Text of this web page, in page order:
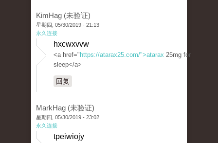
KimHag (未验证)
星期四, 05/30/2019 - 21:13
永久连接
hxcwxvvw
<a href=" https://atarax25.com/">atarax 25mg for
sleep</a>
回复
MarkHag (未验证)
星期四, 05/30/2019 - 23:02
永久连接
tpeiwiojy